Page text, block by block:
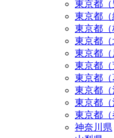
東京都（
東京都（
東京都（
東京都（
東京都（
東京都（
東京都（
東京都（
東京都（
東京都（
神奈川県